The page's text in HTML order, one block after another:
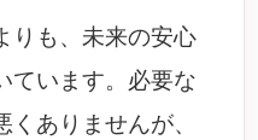
りも、未来の安心
ています。必要な
ありませんが、